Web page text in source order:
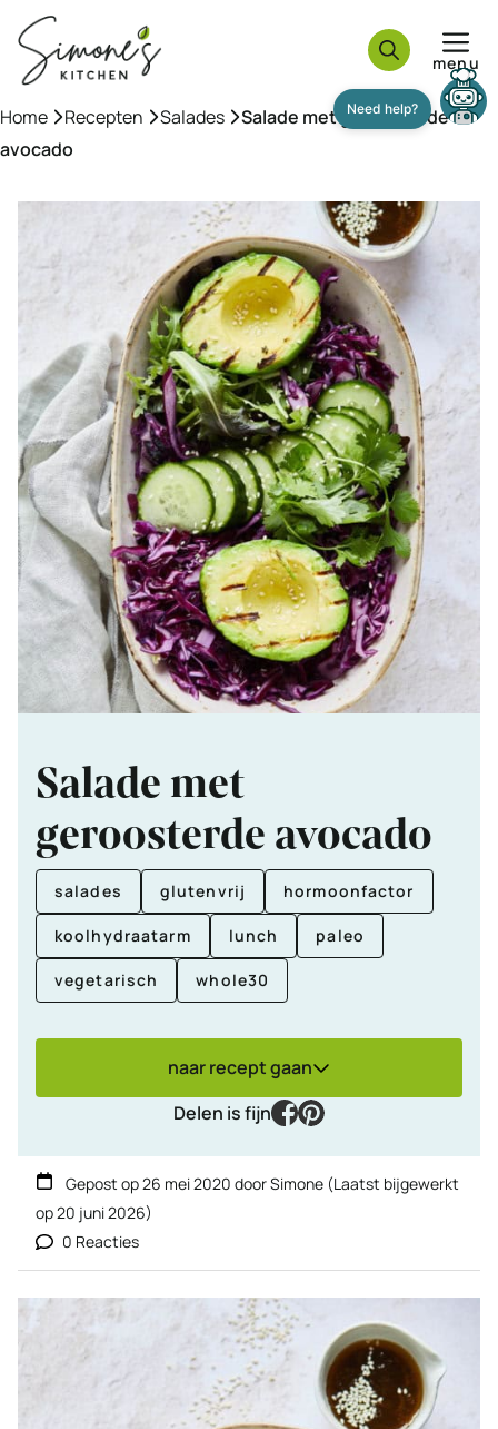
naar
inhoud
menu
Home »Recepten »Salades »Salade met geroosterde
avocado
Salade met
geroosterde avocado
salades glutenvrij hormoonfactor
koolhydraatarm lunch paleo
vegetarisch whole30
naar recept gaan
Delen is fijn
facebook
pinterest
Gepost op26 mei 2020 doorSimone (Laatst bijgewerkt
op20 juni 2026)
0 Reacties